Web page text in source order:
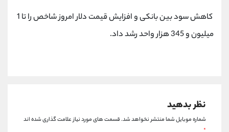
کاهش سود بین بانکی و افزایش قیمت دلار امروز شاخص را تا 1
میلیون و 345 هزار واحد رشد داد.
نظر بدهید
شماره موبایل شما منتشر نخواهد شد.قسمت های مورد نیاز علامت گذاری شده اند